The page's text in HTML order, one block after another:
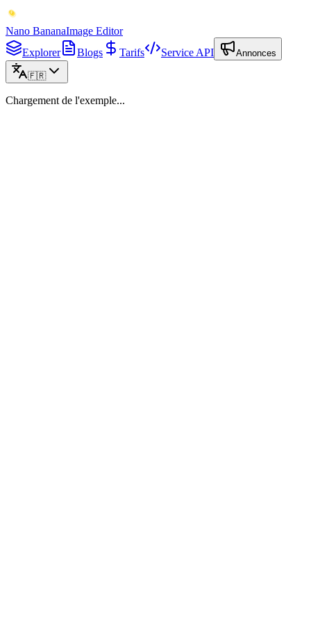
Nano BananaImage Editor
Explorer
Blogs Tarifs Service API Annonces
🇫🇷
Chargement de l'exemple...